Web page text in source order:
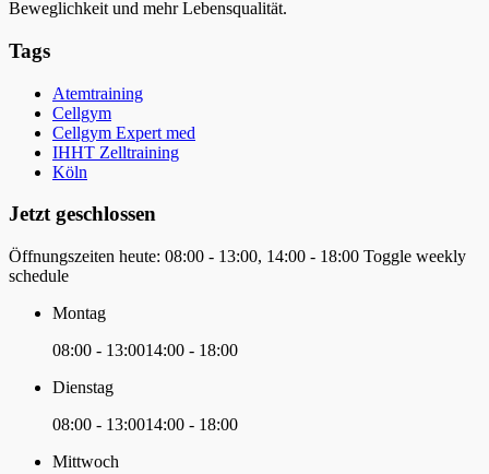
Beweglichkeit und mehr Lebensqualität.
Tags
Atemtraining
Cellgym
Cellgym Expert med
IHHT Zelltraining
Köln
Jetzt geschlossen
Öffnungszeiten heute: 08:00 - 13:00, 14:00 - 18:00 Toggle weekly
schedule
Montag
08:00 - 13:0014:00 - 18:00
Dienstag
08:00 - 13:0014:00 - 18:00
Mittwoch